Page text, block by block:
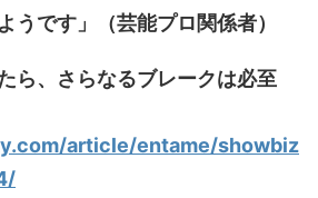
うです」（芸能プロ関係者）
ら、さらなるブレークは必至
article/entame/showbiz